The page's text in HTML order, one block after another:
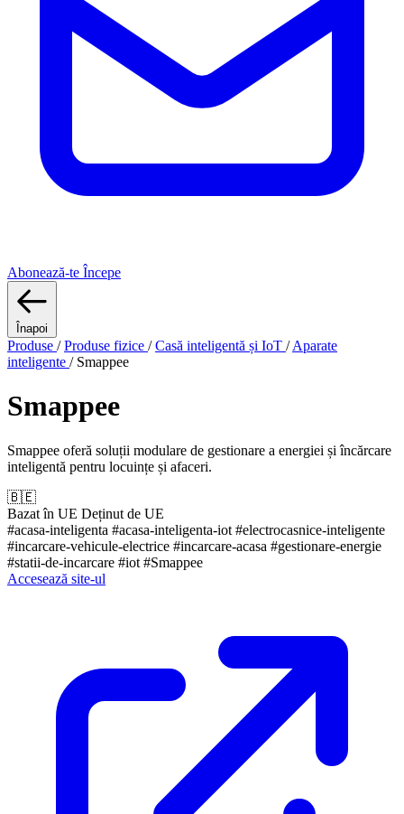
Abonează-te Începe
Înapoi
Produse / Produse fizice / Casă inteligentă și IoT / Aparate
inteligente / Smappee
Smappee
Smappee oferă soluții modulare de gestionare a energiei și încărcare
inteligentă pentru locuințe și afaceri.
🇧🇪
Bazat în UE Deținut de UE
#acasa-inteligenta #acasa-inteligenta-iot #electrocasnice-inteligente
#incarcare-vehicule-electrice #incarcare-acasa #gestionare-energie
#statii-de-incarcare #iot #Smappee
Accesează site-ul